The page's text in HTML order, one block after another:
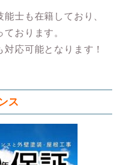
士も在籍しており、
おります。
応可能となります！
ス